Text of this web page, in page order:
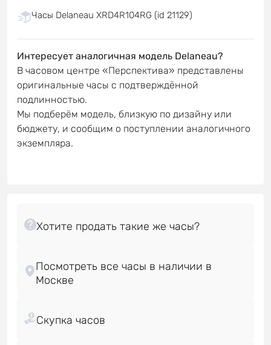
Часы Delaneau XRD4R104RG (id 21129)
Интересует аналогичная модель Delaneau?
В часовом центре «Перспектива» представлены
оригинальные часы с подтверждённой
подлинностью.
Мы подберём модель, близкую по дизайну или
бюджету, и сообщим о поступлении аналогичного
экземпляра.
Посмотреть все часы в наличии в